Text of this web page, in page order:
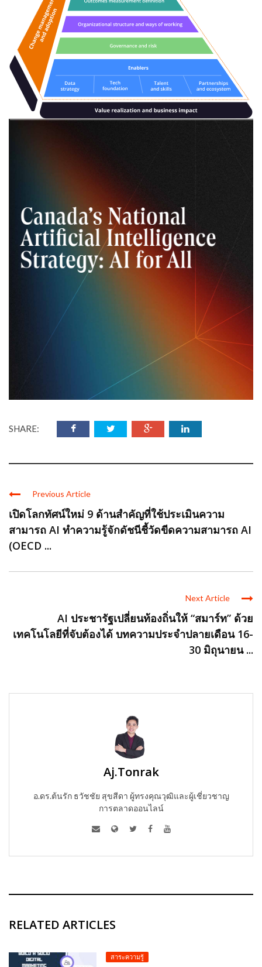
SHARE:
Previous Article
เปิดโลกทัศน์ใหม่ 9 ด้านสำคัญที่ใช้ประเมินความ
สามารถ AI ทำความรู้จักดัชนีชี้วัดขีดความสามารถ AI
(OECD ...
Next Article
AI ประชารัฐเปลี่ยนท้องถิ่นให้ “สมาร์ท” ด้วย
เทคโนโลยีที่จับต้องได้ บทความประจำปลายเดือน 16-
30 มิถุนายน ...
Aj.Tonrak
อ.ดร.ต้นรัก ธวัชชัย สุขสีดา ผู้ทรงคุณวุฒิและผู้เชี่ยวชาญ
การตลาดออนไลน์
RELATED ARTICLES
สาระความรู้